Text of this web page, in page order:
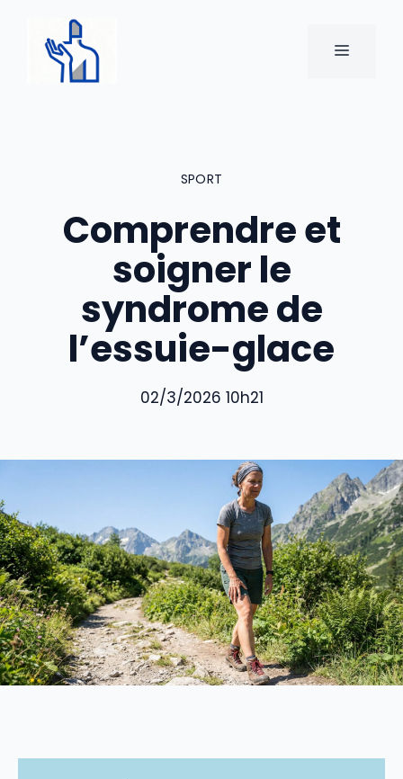
contenu
MENU
SPORT
Comprendre et
soigner le
syndrome de
l’essuie-glace
02/3/2026 10h21